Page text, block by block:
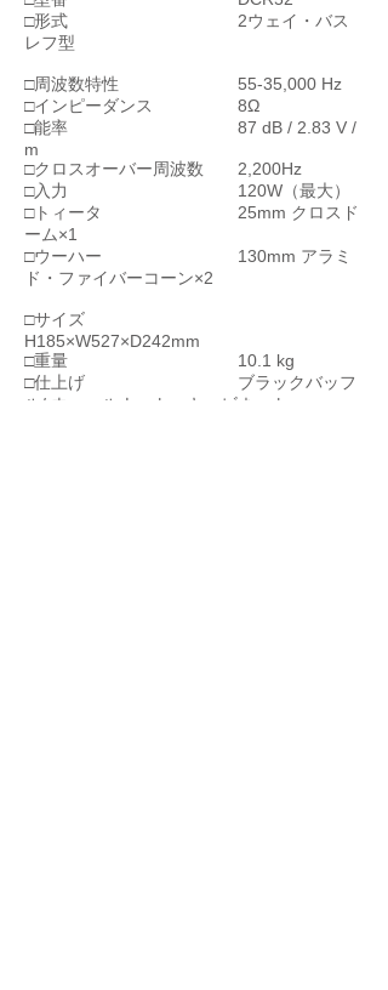
□形式 2ウェイ・バス
レフ型
□周波数特性 55-35,000 Hz
□インピーダンス 8Ω
□能率 87 dB / 2.83 V /
m
□クロスオーバー周波数 2,200Hz
□入力 120W（最大）
□トィータ 25mm クロスド
ーム×1
□ウーハー 130mm アラミ
ド・ファイバーコーン×2
□サイズ
H185×W527×D242mm
□重量 10.1 kg
□仕上げ ブラックバッフ
ル/ ウォールナット・キャビネット